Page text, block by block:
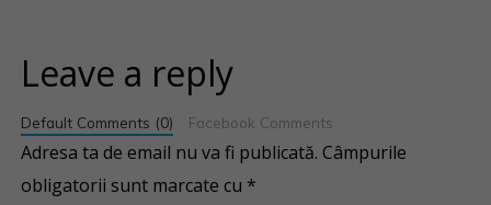
Leave a reply
Default Comments (0) Facebook Comments
Adresa ta de email nu va fi publicată. Câmpurile
obligatorii sunt marcate cu *